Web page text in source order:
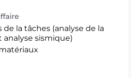
de la tâches (analyse de la
sismique)